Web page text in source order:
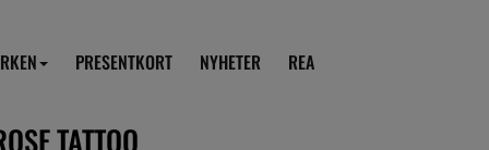
PRESENTKORT NYHETER REA
TATTOO